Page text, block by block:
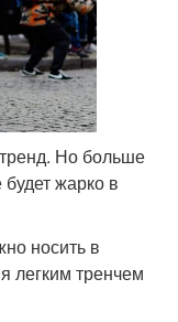
Но больше
жарко в
носить в
легким тренчем